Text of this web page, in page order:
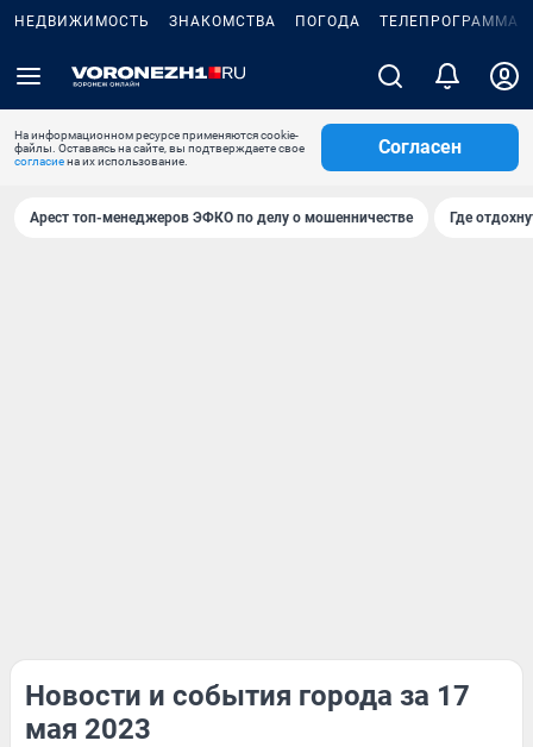
НЕДВИЖИМОСТЬ ЗНАКОМСТВА ПОГОДА ТЕЛЕПРОГРАММА
На информационном ресурсе применяются cookie-
файлы. Оставаясь на сайте, вы подтверждаете свое
согласиена их использование.
Согласен
Арест топ-менеджеров ЭФКО по делу о мошенничестве Где
Новости и события города за 17
мая 2023